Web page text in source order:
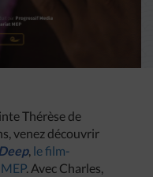
Thérèse de
venez découvrir
, le film-
. Avec Charles,